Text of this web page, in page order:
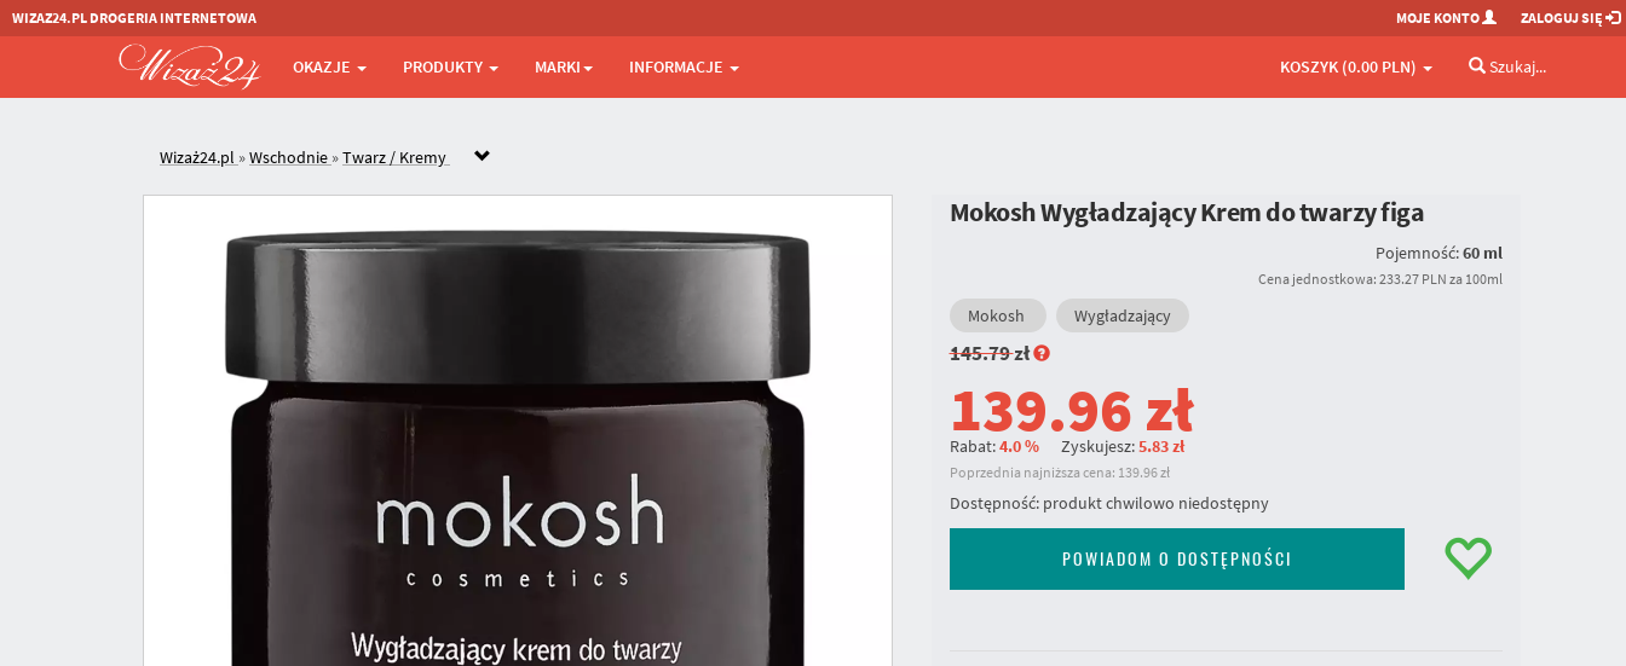
WIZAZ24.PL DROGERIA INTERNETOWA MOJE KONTO ZALOGUJ SIĘ
OKAZJE PRODUKTY MARKI INFORMACJE KOSZYK (0.00 PLN) Szukaj...
Wizaż24.pl »Wschodnie »Twarz / Kremy
Mokosh Wygładzający Krem do twarzy figa
Pojemność:60 ml
Cena jednostkowa: 233.27 PLN za 100ml
Mokosh Wygładzający
145.79zł
139.96 zł
Rabat:4.0 % Zyskujesz:5.83 zł
Poprzednia najniższa cena: 139.96 zł
Dostępność: produkt chwilowo niedostępny
POWIADOM O DOSTĘPNOŚCI